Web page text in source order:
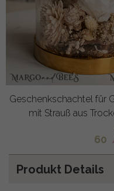
Geschenkschachtel für
mit Strauß aus
60
Produkt Details